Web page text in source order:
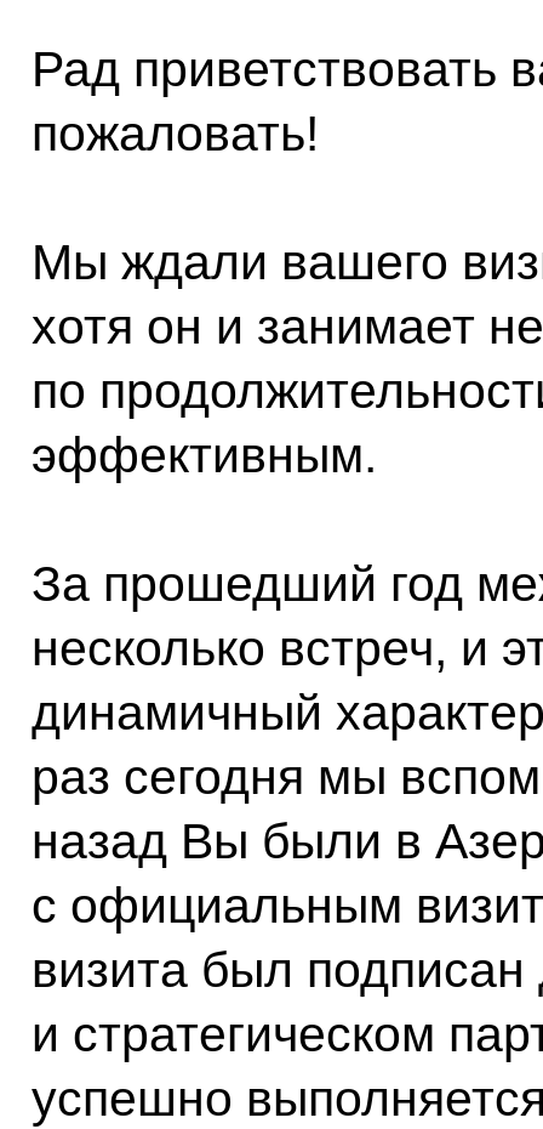
Рад приветствовать
пожаловать!
Мы ждали вашего
хотя он и занимает
по
эффективным.
За прошедший год
несколько встреч, и
динамичный
раз сегодня мы
назад Вы были в
с официальным
визита был
и стратегическом
успешно